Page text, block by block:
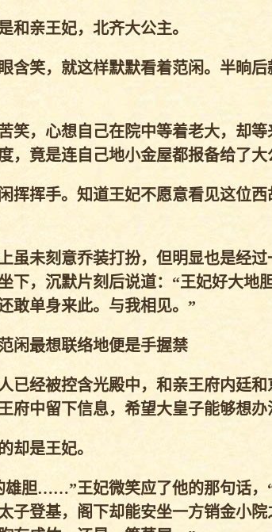
亲王妃，北齐大公主。
笑，就这样默默看着范闲。半晌后
笑，心想自己在院中等着老大，却等
，竟是连自己地小金屋都报备给了大
挥挥手。知道王妃不愿意看见这位
虽未刻意乔装打扮，但明显也是经过
下，沉默片刻后说道：“王妃好大地
敢单身来此。与我相见。”
闲最想联络地便是手握禁
已经被控含光殿中，和亲王府内廷和
府中留下信息，希望大皇子能够想办
却是王妃。
胆……”王妃微笑应了他的那句话，
子登基，阁下却能安坐一方销金小